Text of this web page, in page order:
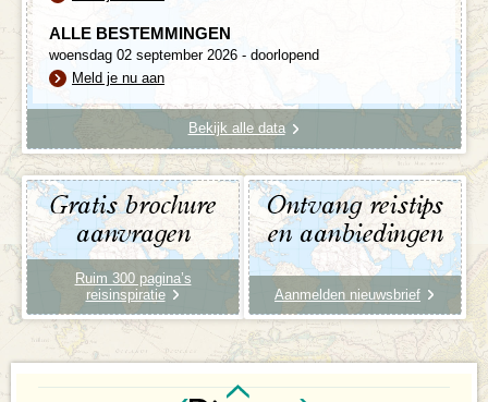
ALLE BESTEMMINGEN
woensdag 02 september 2026 - doorlopend
Meld je nu aan
Bekijk alle data
Gratis brochure
aanvragen
Ruim 300 pagina’s
reisinspiratie
Ontvang reistips
en aanbiedingen
Aanmelden nieuwsbrief